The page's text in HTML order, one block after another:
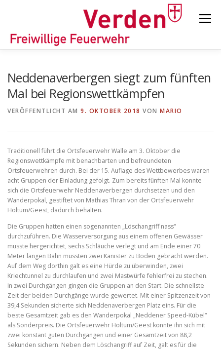
Menü
TIPPS/TRICKS
Neddenaverbergen siegt zum fünften
Mal bei Regionswettkämpfen
VERÖFFENTLICHT AM 9. OKTOBER 2018 VON MARIO
Traditionell führt die Ortsfeuerwehr Walle am 3. Oktober die
Regionswettkämpfe mit benachbarten und befreundeten
Ortsfeuerwehren durch. Bei der 15. Auflage des Wettbewerbes waren
acht Gruppen der Einladung gefolgt. Zum bereits fünften Mal konnte
sich die Ortsfeuerwehr Neddenaverbergen durchsetzen und den
Wanderpokal, gestiftet von Mathias Thran von der Ortsfeuerwehr
Holtum/Geest, dadurch behalten.
Die Gruppen hatten einen sogenannten „Löschangriff nass“
durchzuführen. Die Wasserversorgung aus einem offenen Gewässer
musste hergerichtet, sechs Schläuche verlegt und am Ende einer 70
Meter langen Bahn mussten zwei Kanister zu Boden gebracht werden.
Auf dem Weg dorthin galt es eine Hürde zu überwinden, zwei
Kriechtunnel zu durchlaufen und zwei Mastwürfe fehlerfrei zu stechen.
In zwei Durchgängen gingen die Gruppen an den Start. Die schnellste
Zeit der beiden Durchgänge wurde gewertet. Mit einer Spitzenzeit von
39,4 Sekunden sicherte sich Neddenaverbergen Platz eins. Für die
beste Gesamtzeit gab es den Wanderpokal „Neddener Speed-Kübel“
als Sonderpreis. Die Ortsfeuerwehr Holtum/Geest konnte ihn sich mit
zwei konstant guten Durchgängen und einer Gesamtzeit von 88,2
Sekunden sichern. Neben dem Löschangriff auf Zeit, galt es für die